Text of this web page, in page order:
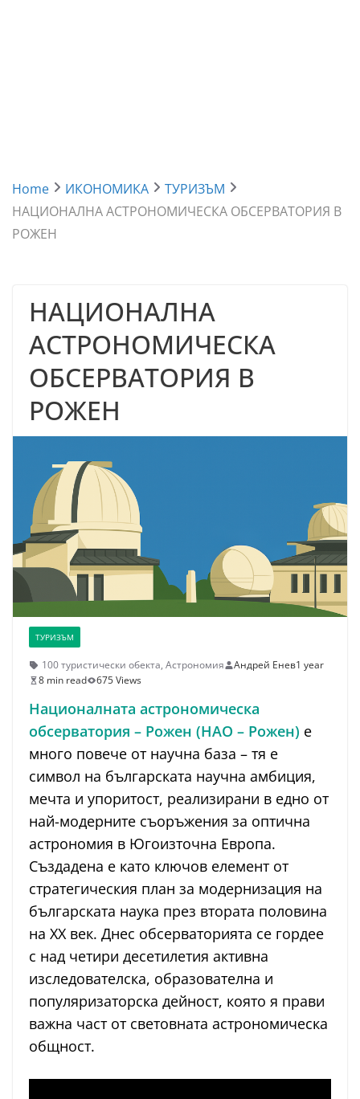
Home ИКОНОМИКА
ТУРИЗЪМ
НАЦИОНАЛНА АСТРОНОМИЧЕСКА ОБСЕРВАТОРИЯ В
РОЖЕН
НАЦИОНАЛНА
АСТРОНОМИЧЕСКА
ОБСЕРВАТОРИЯ В
РОЖЕН
ТУРИЗЪМ
100 туристически обекта, Астрономия Андрей Енев1 year
8 min read
675 Views
Националната астрономическа
обсерватория – Рожен (НАО – Рожен) е
много повече от научна база – тя е
символ на българската научна амбиция,
мечта и упоритост, реализирани в едно от
най-модерните съоръжения за оптична
астрономия в Югоизточна Европа.
Създадена е като ключов елемент от
стратегическия план за модернизация на
българската наука през втората половина
на ХХ век. Днес обсерваторията се гордее
с над четири десетилетия активна
изследователска, образователна и
популяризаторска дейност, която я прави
важна част от световната астрономическа
общност.